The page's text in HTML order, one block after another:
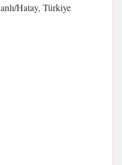
Hatay, Türkiye